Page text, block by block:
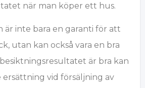
när man köper ett hus.
är inte bara en garanti för att
utan kan också vara en bra
är bra kan
ersättning vid försäljning av